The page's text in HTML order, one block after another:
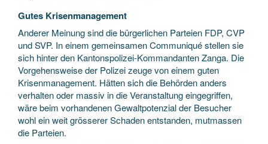
Gutes Krisenmanagement
Anderer Meinung sind die bürgerlichen Parteien FDP, CVP
und SVP. In einem gemeinsamen Communiqué stellen sie
sich hinter den Kantonspolizei-Kommandanten Zanga. Die
Vorgehensweise der Polizei zeuge von einem guten
Krisenmanagement. Hätten sich die Behörden anders
verhalten oder massiv in die Veranstaltung eingegriffen,
wäre beim vorhandenen Gewaltpotenzial der Besucher
wohl ein weit grösserer Schaden entstanden, mutmassen
die Parteien.